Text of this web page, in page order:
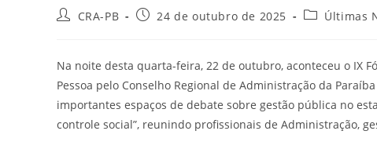
AutorCRA-PB
Post24 de outubro de 2025
Categoria
Últimas
Na noite desta quarta-feira, 22 de outubro, aconteceu o IX
Pessoa pelo Conselho Regional de Administração da
importantes espaços de debate sobre gestão pública no
controle social”, reunindo profissionais de Administração,